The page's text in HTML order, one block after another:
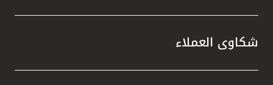
شكاوى العملاء